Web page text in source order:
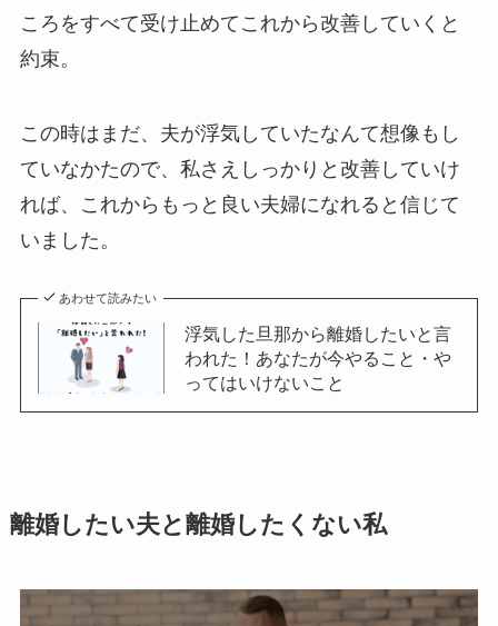
ころをすべて受け止めてこれから改善していくと
約束。
この時はまだ、夫が浮気していたなんて想像もし
ていなかたので、私さえしっかりと改善していけ
れば、これからもっと良い夫婦になれると信じて
いました。
あわせて読みたい
浮気した旦那から離婚したいと言
われた！あなたが今やること・や
ってはいけないこと
離婚したい夫と離婚したくない私